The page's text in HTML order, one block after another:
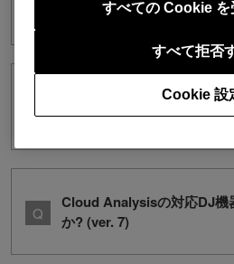
はどうしたらよいですか？
DJ機器でTIDALにログイン
したらよいですか？
Cloud Analysisの対応DJ機
か? (ver. 7)
Cookie 設
すべて拒否
すべての Cookie を